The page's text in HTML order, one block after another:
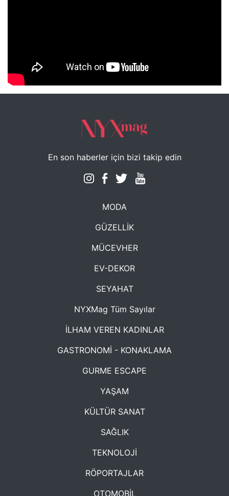
NYXmag 2. Yaş Kutlama Etkinliği
En son haberler için bizi takip edin
MODA
GÜZELLİK
MÜCEVHER
EV-DEKOR
SEYAHAT
NYXMag Tüm Sayılar
İLHAM VEREN KADINLAR
GASTRONOMİ - KONAKLAMA
GURME ESCAPE
YAŞAM
KÜLTÜR SANAT
SAĞLIK
TEKNOLOJİ
RÖPORTAJLAR
OTOMOBİL